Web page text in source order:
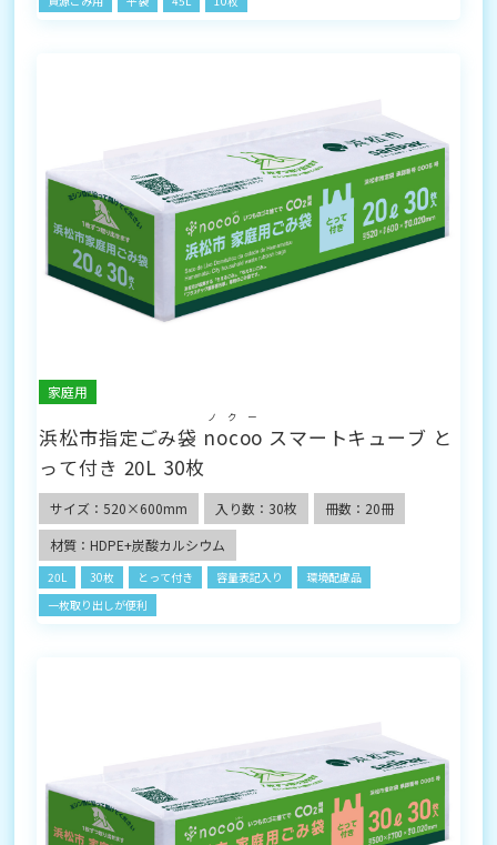
家庭用
浜松市指定ごみ袋 nocoo
ノクー
スマートキューブ と
って付き 20L 30枚
サイズ：520×600mm 入り数：30枚
冊数：20冊
材質：HDPE+炭酸カルシウム
20L 30枚 とって付き 容量表記入り
環境配慮品
一枚取り出しが便利